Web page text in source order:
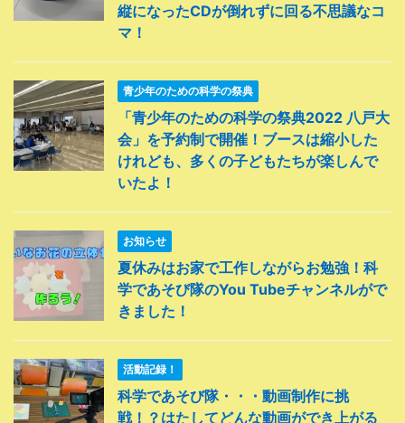
縦になったCDが倒れずに回る不思議なコ
マ！
青少年のための科学の祭典
「青少年のための科学の祭典2022 八戸大
会」を予約制で開催！ブースは縮小した
けれども、多くの子どもたちが楽しんで
いたよ！
お知らせ
夏休みはお家で工作しながらお勉強！科
学であそび隊のYou Tubeチャンネルがで
きました！
活動記録！
科学であそび隊・・・動画制作に挑
戦！？はたしてどんな動画ができ上がる